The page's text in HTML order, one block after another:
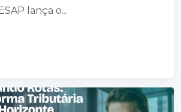
lança o...